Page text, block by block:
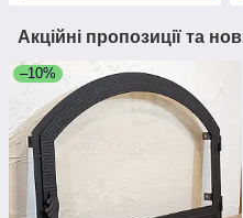
Акційні пропозиції та
–10%